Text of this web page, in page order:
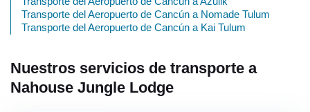
Transporte del Aeropuerto de Cancún a Nomade Tulum
Transporte del Aeropuerto de Cancún a Kai Tulum
Nuestros servicios de transporte a
Nahouse Jungle Lodge